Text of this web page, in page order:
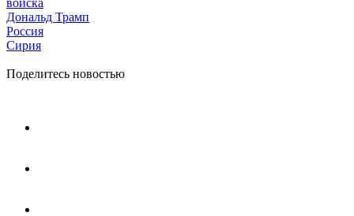
войска
Дональд Трамп
Россия
Сирия
Поделитесь новостью